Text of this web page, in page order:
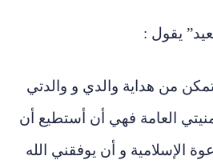
يقول :
من هداية والدي و والدتي
العامة فهي أن أستطيع أن
الإسلامية و أن يوفقني الله